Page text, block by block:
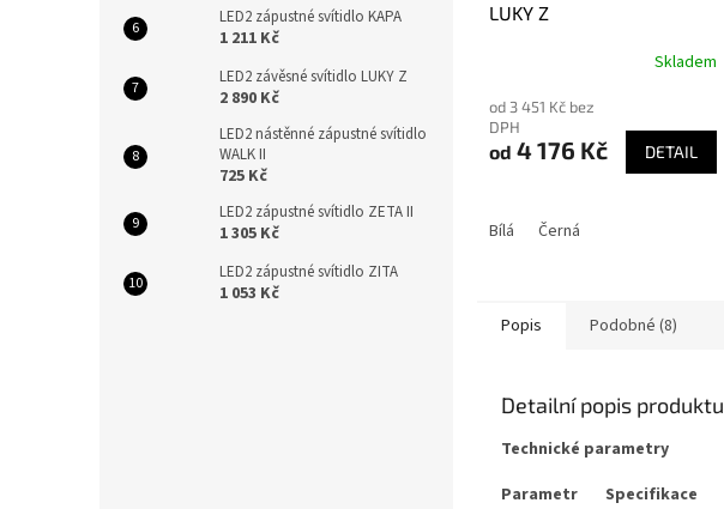
LED2 zápustné svítidlo KAPA
1 211 Kč
LED2 závěsné svítidlo LUKY Z
2 890 Kč
LED2 nástěnné zápustné svítidlo
WALK II
725 Kč
LED2 zápustné svítidlo ZETA II
1 305 Kč
LED2 zápustné svítidlo ZITA
1 053 Kč
LUKY Z
Skladem
od 3 451 Kč bez
DPH
od 4 176 Kč DETAIL
Bílá Černá
Popis Podobné (8)
Detailní popis produktu
Technické parametry
Parametr
Specifikace